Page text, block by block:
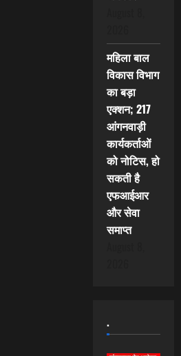
महिला बाल
विकास विभाग
का बड़ा
एक्शन; 217
आंगनवाड़ी
कार्यकर्ताओं
को नोटिस, हो
सकती है
एफआईआर
और सेवा
समाप्त
.